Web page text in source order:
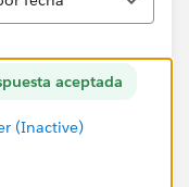
aceptada
(Inactive)